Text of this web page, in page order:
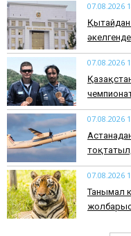
07.08.2026
Қытайдан
07.08.2026
07.08.2026
07.08.2026
​Танымал
жолбарыс